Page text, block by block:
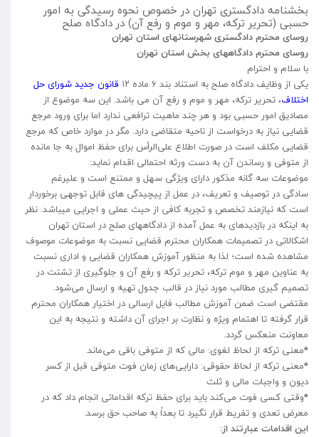
بخشنامه دادگستری تهران در خصوص نحوه رسیدگی به امور
حسبی (تحریر ترکه، مهر و موم و رفع آن) در دادگاه صلح
روسای محترم دادگستری شهرستانهای استان تهران
روسای محترم دادگاههای بخش استان تهران
با سلام و احترام
یکی از وظایف دادگاه صلح به استناد بند ۶ ماده ۱۲
قانون جدید شورای حل
اختلاف، تحریر ترکه، مهر و موم و رفع آن می باشد. این سه موضوع از
مصادیق امور حسبی بود و هر چند ماهیت ترافعی ندارد اما برای ورود مرجع
قضایی نیاز به درخواست از ناحیه متقاضی دارد. مگر در موارد خاص که مرجع
قضایی مکلف است در صورت اطلاع على‌الرأس برای حفظ اموال به جا مانده
از متوفی و رساندن آن به دست ورثه احتمالی اقدام نماید:
موضوعات سه گانه مذکور دارای ویژگی سهل و ممتنع است و علیرغم
سادگی در توصیف و تعریف، در عمل از پیچیدگی های قابل توجهی برخوردار
است که نیازمند تخصص و تجربه کافی از حیث عملی و اجرایی میباشد. نظر
به اینکه در بازدیدهای به عمل آمده از دادگاههای صلح در استان تهران
اشکالاتی در تصمیمات همکاران محترم قضایی نسبت به موضوعات موصوف
مشاهده شده است؛ لذا به منظور آموزش همکاران قضایی و اداری نسبت
به عناوین مهر و موم ترکه، تحریر ترکه و رفع آن و جلوگیری از تشتت در
تصمیم گیری مطالب مورد نیاز در قالب جدول تهیه و ارسال می‌شود.
مقتضی است ضمن آموزش مطالب فایل ارسالی در اختیار همکاران محترم
قرار گرفته تا اهتمام ویژه و نظارت بر اجرای آن داشته و نتیجه به این
معاونت منعکس گردد.
*معنی ترکه از لحاظ لغوی: مالی که از متوفی باقی می‌ماند.
*معنی ترکه از لحاظ حقوقی: دارایی‌های زمان فوت متوفی قبل از کسر
دیون و واجبات مالی و ثلث
*وقتی کسی فوت می‌کند باید برای حفظ ترکه اقداماتی انجام داد که در
معرض تعدی و تفریط قرار نگیرد تا بعداً به صاحب حق برسد.
این اقدامات عبارتند از: